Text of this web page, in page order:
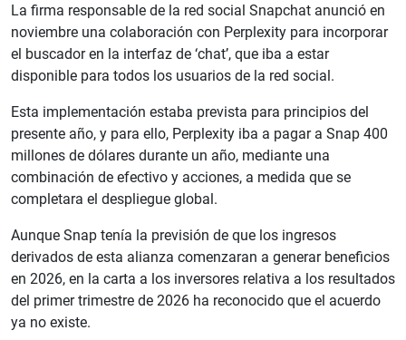
La firma responsable de la red social Snapchat anunció en
noviembre una colaboración con Perplexity para incorporar
el buscador en la interfaz de ‘chat’, que iba a estar
disponible para todos los usuarios de la red social.
Esta implementación estaba prevista para principios del
presente año, y para ello, Perplexity iba a pagar a Snap 400
millones de dólares durante un año, mediante una
combinación de efectivo y acciones, a medida que se
completara el despliegue global.
Aunque Snap tenía la previsión de que los ingresos
derivados de esta alianza comenzaran a generar beneficios
en 2026, en la carta a los inversores relativa a los resultados
del primer trimestre de 2026 ha reconocido que el acuerdo
ya no existe.